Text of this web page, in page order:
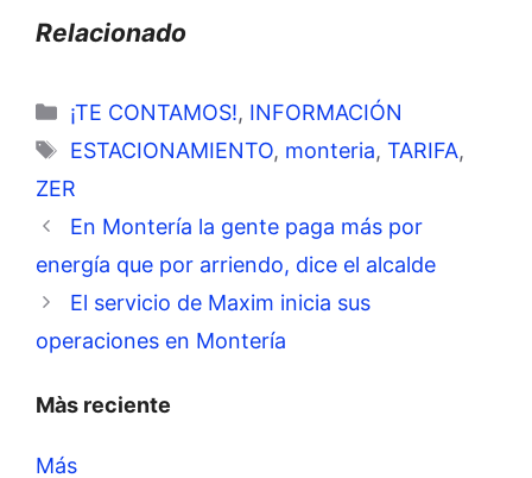
Relacionado
Categorías
¡TE CONTAMOS!, INFORMACIÓN
Etiquetas
ESTACIONAMIENTO, monteria, TARIFA,
ZER
En Montería la gente paga más por
energía que por arriendo, dice el alcalde
El servicio de Maxim inicia sus
operaciones en Montería
Màs reciente
Más